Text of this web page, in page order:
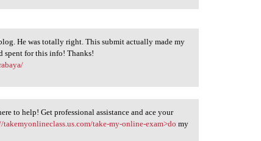
He was totally right. This submit actually made my
spent for this info! Thanks!
to help! Get professional assistance and ace your
takemyonlineclass.us.com/take-my-online-exam>do my